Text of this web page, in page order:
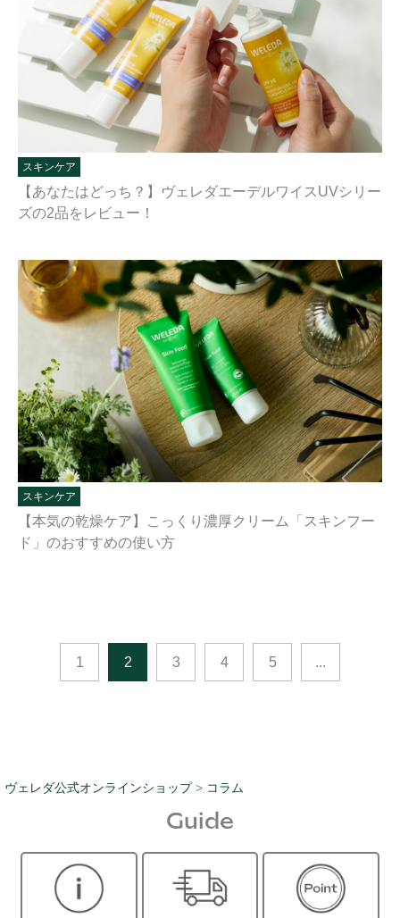
スキンケア
【あなたはどっち？】ヴェレダエーデルワイスUVシリー
ズの2品をレビュー！
スキンケア
【本気の乾燥ケア】こっくり濃厚クリーム「スキンフー
ド」のおすすめの使い方
1 2 3 4 5 ...
ヴェレダ公式オンラインショップ > コラム
Guide